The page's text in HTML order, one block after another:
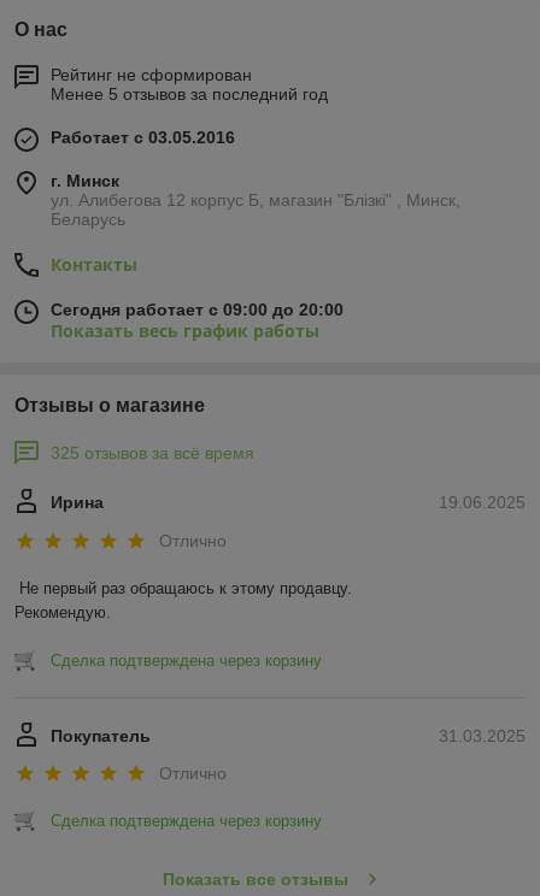
О нас
Рейтинг не сформирован
Менее 5 отзывов за последний год
Работает с 03.05.2016
г. Минск
ул. Алибегова 12 корпус Б, магазин "Блiзкi" , Минск,
Беларусь
Контакты
Сегодня работает с 09:00 до 20:00
Показать весь график работы
Отзывы о магазине
325 отзывов за всё время
19.06.2025
Ирина
Отлично
Не первый раз обращаюсь к этому продавцу.
Рекомендую.
Сделка подтверждена через корзину
31.03.2025
Покупатель
Отлично
Сделка подтверждена через корзину
Показать все отзывы